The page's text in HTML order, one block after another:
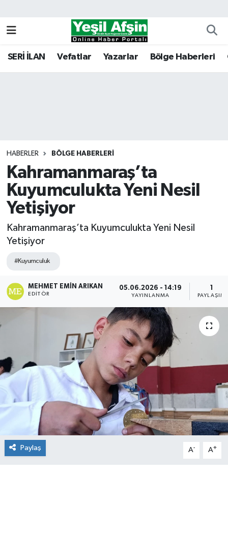
SERİ İLAN Vefatlar Yazarlar Bölge Haberleri
HABERLER BÖLGE HABERLERI
Kahramanmaraş’ta
Kuyumculukta Yeni Nesil
Yetişiyor
Kahramanmaraş’ta Kuyumculukta Yeni Nesil
Yetişiyor
#Kuyumculuk
MEHMET EMIN ARIKAN
EDITÖR
05.06.2026 - 14:19
YAYINLANMA
1
PAYLAŞIM
Paylaş A- A+
Kahramanmaraş Nöbetçi Eczaneler
Tüm Manşetler
Son Dakika Haberleri